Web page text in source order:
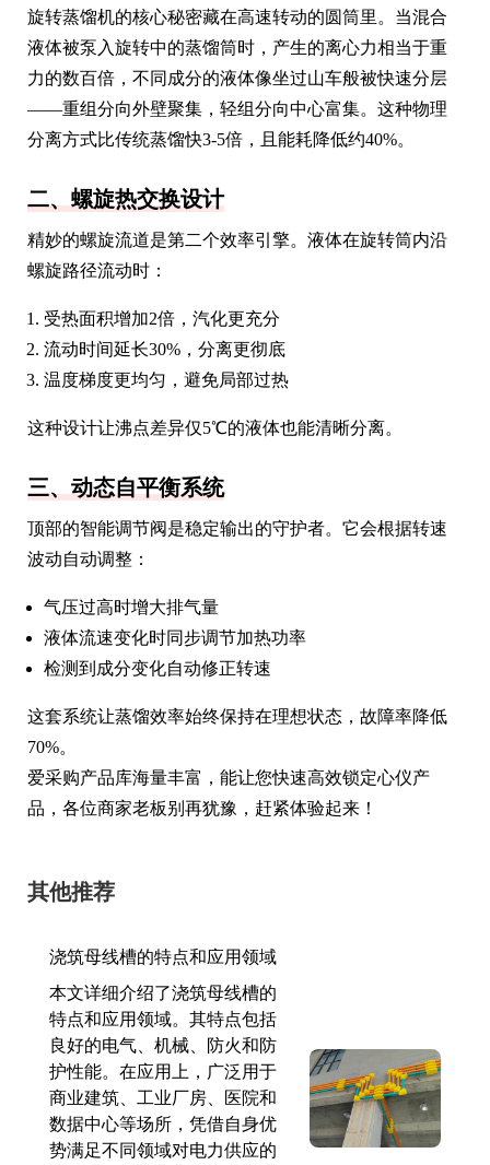
旋转蒸馏机的核心秘密藏在高速转动的圆筒里。当混合
液体被泵入旋转中的蒸馏筒时，产生的离心力相当于重
力的数百倍，不同成分的液体像坐过山车般被快速分层
——重组分向外壁聚集，轻组分向中心富集。这种物理
分离方式比传统蒸馏快3-5倍，且能耗降低约40%。
二、螺旋热交换设计
精妙的螺旋流道是第二个效率引擎。液体在旋转筒内沿
螺旋路径流动时：
受热面积增加2倍，汽化更充分
流动时间延长30%，分离更彻底
温度梯度更均匀，避免局部过热
这种设计让沸点差异仅5℃的液体也能清晰分离。
三、动态自平衡系统
顶部的智能调节阀是稳定输出的守护者。它会根据转速
波动自动调整：
气压过高时增大排气量
液体流速变化时同步调节加热功率
检测到成分变化自动修正转速
这套系统让蒸馏效率始终保持在理想状态，故障率降低
70%。
爱采购产品库海量丰富，能让您快速高效锁定心仪产
品，各位商家老板别再犹豫，赶紧体验起来！
其他推荐
浇筑母线槽的特点和应用领域
本文详细介绍了浇筑母线槽的
特点和应用领域。其特点包括
良好的电气、机械、防火和防
护性能。在应用上，广泛用于
商业建筑、工业厂房、医院和
数据中心等场所，凭借自身优
势满足不同领域对电力供应的